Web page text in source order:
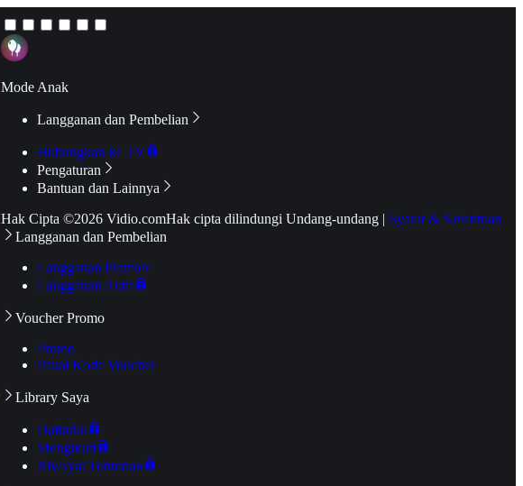
Mode Anak
Langganan dan Pembelian
Hubungkan ke TV
Pengaturan
Bantuan dan Lainnya
Hak Cipta ©2026 Vidio.comHak cipta dilindungi Undang-undang | Syarat & Ketentuan
Langganan dan Pembelian
Langganan Premier
Langganan Aktif
Voucher Promo
Promo
Pakai Kode Voucher
Library Saya
Daftarku
Mengikuti
Riwayat Tontonan